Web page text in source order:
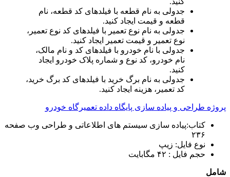
جدولی به نام قطعه با فیلدهای کد قطعه، نام
قطعه و قیمت ایجاد کنید.
جدولی به نام نوع تعمیر با فیلدهای کد نوع تعمیر،
نوع تعمیر و قیمت تعمیر ایجاد کنید.
جدولی با نام خودرو با فیلدهای کد و نام مالک،
نام خودرو، کد نوع و شماره پلاک خودرو ایجاد
کنید.
جدولی به نام برگ خرید با فیلدهای کد برگ خرید،
کد تعمیر، هزینه ایجاد کنید.
پروژه طراحی و پیاده سازی پایگاه داده تعمیرگاه خودرو
کتاب:پیاده سازی سیستم های اطلاعاتی و طراحی وب صفحه
۲۳۶
نوع فایل: زیپ
حجم فایل : ۴۲ مگابایت
شامل